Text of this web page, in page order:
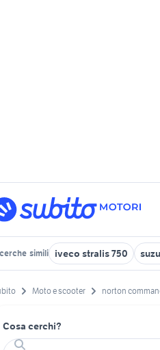
simili iveco stralis 750
Moto e scooter norton
Cosa cerchi?